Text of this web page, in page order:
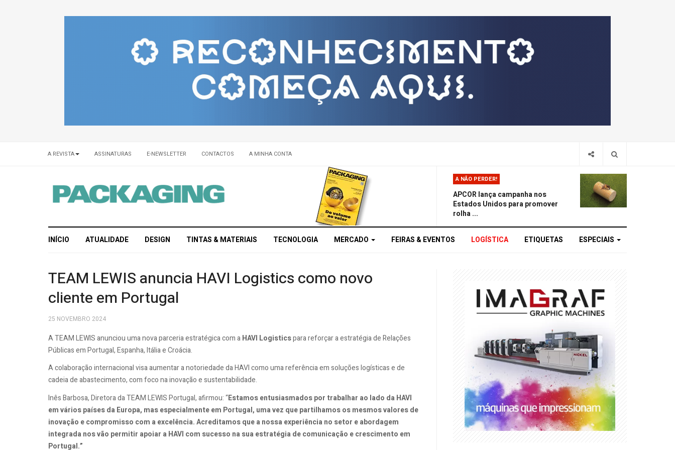
A REVISTA ASSINATURAS E-NEWSLETTER CONTACTOS A MINHA CONTA
A NÃO PERDER!
APCOR lança campanha nos
Estados Unidos para promover
rolha ...
INÍCIO ATUALIDADE DESIGN TINTAS & MATERIAIS TECNOLOGIA MERCADO FEIRAS & EVENTOS LOGÍSTICA ETIQUETAS ESPECIAIS
TEAM LEWIS anuncia HAVI Logistics como novo
cliente em Portugal
25 NOVEMBRO 2024
A TEAM LEWIS anunciou uma nova parceria estratégica com aHAVI Logisticspara reforçar a estratégia de Relações
Públicas em Portugal, Espanha, Itália e Croácia.
A colaboração internacional visa aumentar a notoriedade da HAVI como uma referência em soluções logísticas e de
cadeia de abastecimento, com foco na inovação e sustentabilidade.
Inês Barbosa, Diretora da TEAM LEWIS Portugal, afirmou: “Estamos entusiasmados por trabalhar ao lado da HAVI
em vários países da Europa, mas especialmente em Portugal, uma vez que partilhamos os mesmos valores de
inovação e compromisso com a excelência. Acreditamos que a nossa experiência no setor e abordagem
integrada nos vão permitir apoiar a HAVI com sucesso na sua estratégia de comunicação e crescimento em
Portugal.”